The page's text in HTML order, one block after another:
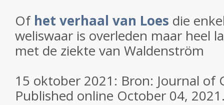
Of het verhaal van Loes die
weliswaar is overleden maar heel
met de ziekte van Waldenström
15 oktober 2021: Bron: Journal of
Published online October 04,